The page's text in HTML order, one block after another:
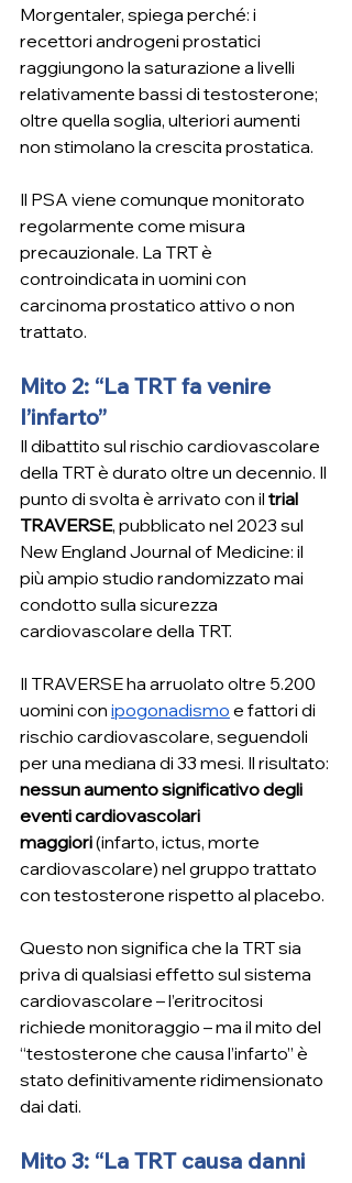
Morgentaler, spiega perché: i
recettori androgeni prostatici
raggiungono la saturazione a livelli
relativamente bassi di testosterone;
oltre quella soglia, ulteriori aumenti
non stimolano la crescita prostatica.
Il PSA viene comunque monitorato
regolarmente come misura
precauzionale. La TRT è
controindicata in uomini con
carcinoma prostatico attivo o non
trattato.
Mito 2: “La TRT fa venire
l’infarto”
Il dibattito sul rischio cardiovascolare
della TRT è durato oltre un decennio. Il
punto di svolta è arrivato con il trial
TRAVERSE, pubblicato nel 2023 sul
New England Journal of Medicine: il
più ampio studio randomizzato mai
condotto sulla sicurezza
cardiovascolare della TRT.
Il TRAVERSE ha arruolato oltre 5.200
uomini con ipogonadismo e fattori di
rischio cardiovascolare, seguendoli
per una mediana di 33 mesi. Il risultato:
nessun aumento significativo degli
eventi cardiovascolari
maggiori (infarto, ictus, morte
cardiovascolare) nel gruppo trattato
con testosterone rispetto al placebo.
Questo non significa che la TRT sia
priva di qualsiasi effetto sul sistema
cardiovascolare – l’eritrocitosi
richiede monitoraggio – ma il mito del
“testosterone che causa l’infarto” è
stato definitivamente ridimensionato
dai dati.
Mito 3: “La TRT causa danni